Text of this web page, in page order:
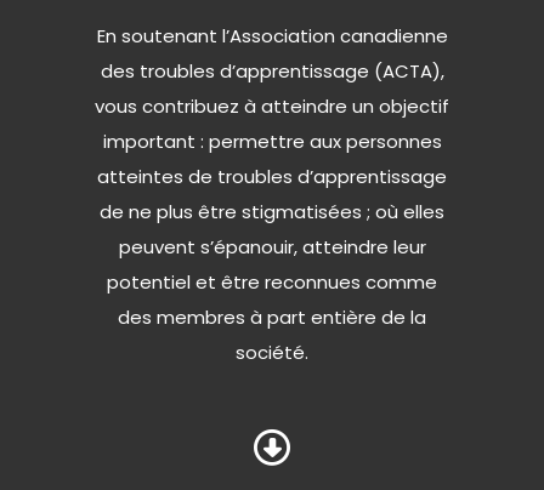
En soutenant l’Association canadienne
des troubles d’apprentissage (ACTA),
vous contribuez à atteindre un objectif
important : permettre aux personnes
atteintes de troubles d’apprentissage
de ne plus être stigmatisées ; où elles
peuvent s’épanouir, atteindre leur
potentiel et être reconnues comme
des membres à part entière de la
société.